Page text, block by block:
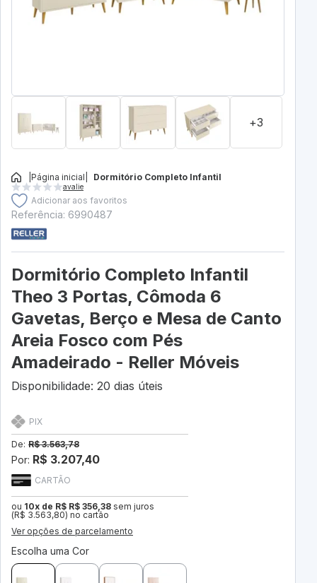
+3
Página inicial Dormitório Completo Infantil
avalie
Adicionar aos favoritos
Referência: 6990487
Dormitório Completo Infantil
Theo 3 Portas, Cômoda 6
Gavetas, Berço e Mesa de Canto
Areia Fosco com Pés
Amadeirado - Reller Móveis
Disponibilidade: 20 dias úteis
CARTÃO
ou 10x de R$ R$ 356,38 sem juros
(R$ 3.563,80) no cartão
Ver opções de parcelamento
PIX
De: R$ 3.563,78
Por: R$ 3.207,40
Escolha uma Cor